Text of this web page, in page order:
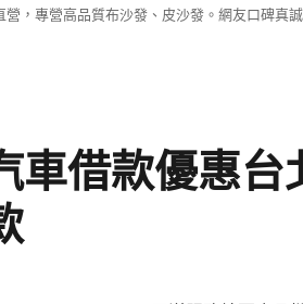
營，專營高品質布沙發、皮沙發。網友口碑真
車借款優惠